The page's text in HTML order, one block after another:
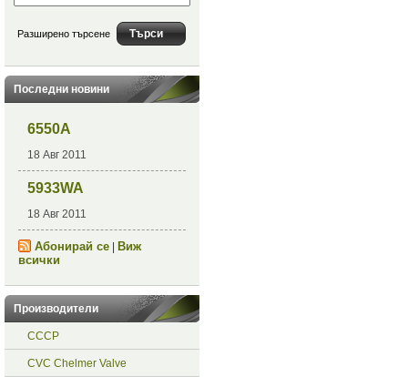
Разширено търсене
Последни новини
6550A
18 Авг 2011
5933WA
18 Авг 2011
Абонирай се|
Виж
всички
Производители
СССР
CVC Chelmer Valve